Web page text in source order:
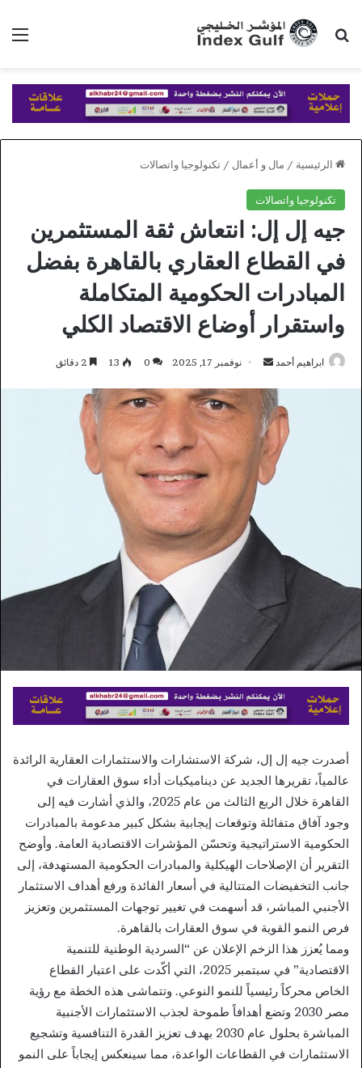
بحث عن
الرئيسية / مال و أعمال / تكنولوجيا واتصالات
تكنولوجيا واتصالات
جيه إل إل: انتعاش ثقة المستثمرين
في القطاع العقاري بالقاهرة بفضل
المبادرات الحكومية المتكاملة
واستقرار أوضاع الاقتصاد الكلي
ابراهيم أحمد
أرسل
إلكترونيا
نوفمبر 17, 2025 0
13
أصدرت جيه إل إل، شركة الاستشارات والاستثمارات العقارية الرائدة
عالمياً، تقريرها الجديد عن ديناميكيات أداء سوق العقارات في
القاهرة خلال الربع الثالث من عام 2025، والذي أشارت فيه إلى
وجود آفاق متفائلة وتوقعات إيجابية بشكل كبير مدعومة بالمبادرات
الحكومية الاستراتيجية وتحسّن المؤشرات الاقتصادية العامة. وأوضح
التقرير أن الإصلاحات الهيكلية والمبادرات الحكومية المستهدفة، إلى
جانب التخفيضات المتتالية في أسعار الفائدة ورفع أهداف الاستثمار
الأجنبي المباشر، قد أسهمت في تغيير توجهات المستثمرين وتعزيز
فرص النمو القوية في سوق العقارات بالقاهرة.
ومما يُعزز هذا الزخم الإعلان عن “السردية الوطنية للتنمية
الاقتصادية” في سبتمبر 2025، التي أكّدت على اعتبار القطاع
الخاص محركاً رئيسياً للنمو النوعي. وتتماشى هذه الخطة مع رؤية
مصر 2030 وتضع أهدافاً طموحة لجذب الاستثمارات الأجنبية
المباشرة بحلول عام 2030 بهدف تعزيز القدرة التنافسية وتشجيع
الاستثمارات في القطاعات الواعدة، مما سينعكس إيجاباً على النمو